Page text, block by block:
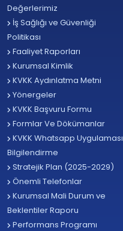
Değerlerimiz
İş Sağlığı ve Güvenliği
Politikası
Faaliyet Raporları
Kurumsal Kimlik
KVKK Aydınlatma Metni
Yönergeler
KVKK Başvuru Formu
Formlar Ve Dökümanlar
KVKK Whatsapp Uygulaması
Bilgilendirme
Stratejik Plan (2025-2029)
Önemli Telefonlar
Kurumsal Mali Durum ve
Beklentiler Raporu
Performans Programı